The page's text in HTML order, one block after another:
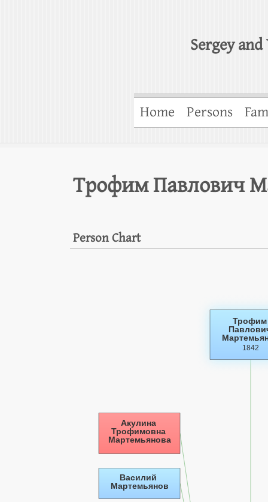
Sergey
Home Persons
Трофим Павлович
Person Chart